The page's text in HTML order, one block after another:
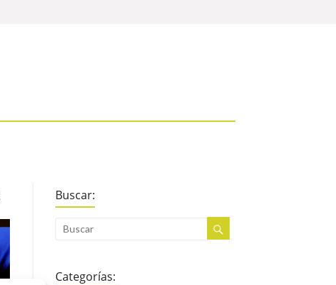
Buscar:
Categorías: